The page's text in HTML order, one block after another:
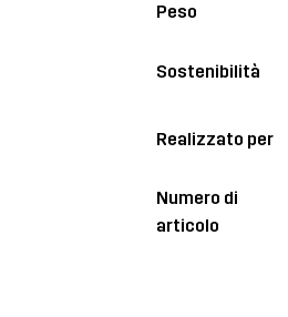
Peso
Sostenibilità
Realizzato per
Numero di
articolo